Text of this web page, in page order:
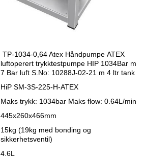
TP-1034-0,64 Atex Håndpumpe ATEX
luftoperert trykktestpumpe HIP 1034Bar m
7 Bar luft S.No: 10288J-02-21 m 4 ltr tank
HiP SM-3S-225-H-ATEX
Maks trykk: 1034bar Maks flow: 0.64L/min
445x260x466mm
15kg (19kg med bonding og
sikkerhetsventil)
4.6L